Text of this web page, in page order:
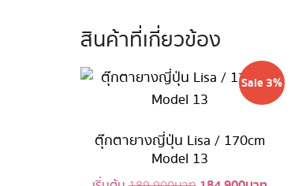
สินค้าที่เกี่ยวข้อง
Sale 3%
ตุ๊กตายางญี่ปุ่น Lisa / 170cm
Model 13